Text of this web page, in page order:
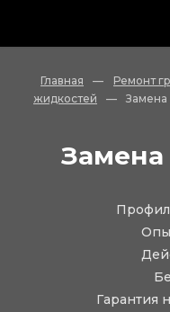
Главная — Ремонт
жидкостей
—
Гарантия